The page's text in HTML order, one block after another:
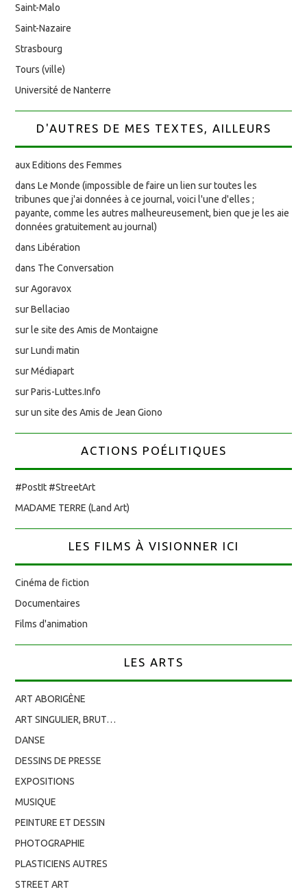
Saint-Malo
Saint-Nazaire
Strasbourg
Tours (ville)
Université de Nanterre
D'AUTRES DE MES TEXTES, AILLEURS
aux Editions des Femmes
dans Le Monde (impossible de faire un lien sur toutes les
tribunes que j'ai données à ce journal, voici l'une d'elles ;
payante, comme les autres malheureusement, bien que je les aie
données gratuitement au journal)
dans Libération
dans The Conversation
sur Agoravox
sur Bellaciao
sur le site des Amis de Montaigne
sur Lundi matin
sur Médiapart
sur Paris-Luttes.Info
sur un site des Amis de Jean Giono
ACTIONS POÉLITIQUES
#PostIt #StreetArt
MADAME TERRE (Land Art)
LES FILMS À VISIONNER ICI
Cinéma de fiction
Documentaires
Films d'animation
LES ARTS
ART ABORIGÈNE
ART SINGULIER, BRUT…
DANSE
DESSINS DE PRESSE
EXPOSITIONS
MUSIQUE
PEINTURE ET DESSIN
PHOTOGRAPHIE
PLASTICIENS AUTRES
STREET ART